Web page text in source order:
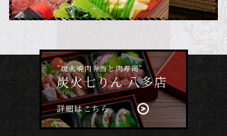
”炭火焼肉弁当と肉寿司”
炭火七りん 八多店
詳細はこちら